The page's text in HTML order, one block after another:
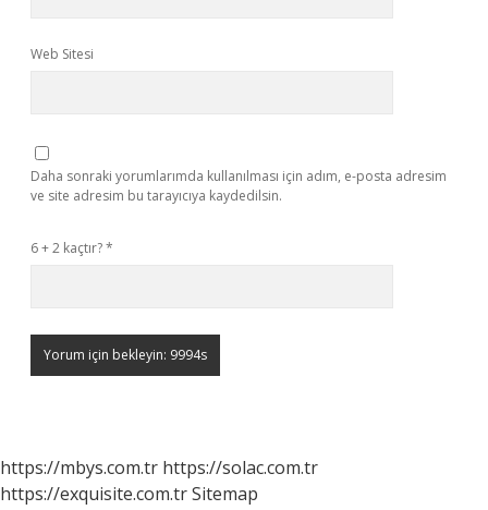
Web Sitesi
Daha sonraki yorumlarımda kullanılması için adım, e-posta adresim
ve site adresim bu tarayıcıya kaydedilsin.
6 + 2 kaçtır?*
https://mbys.com.tr https://solac.com.tr
https://exquisite.com.trSitemap